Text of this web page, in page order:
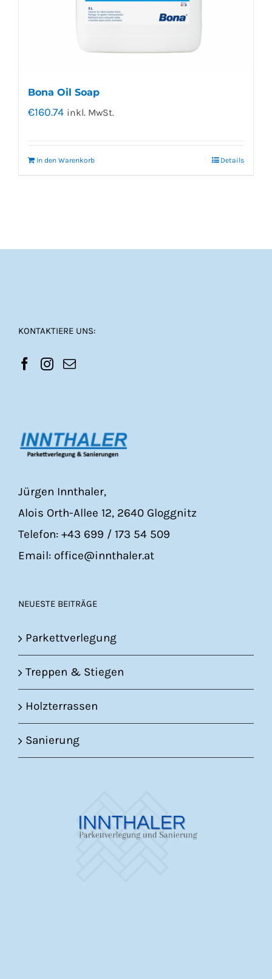
Bona Oil Soap
€160.74 inkl. MwSt.
In den Warenkorb Details
KONTAKTIERE UNS:
Jürgen Innthaler,
Alois Orth-Allee 12, 2640 Gloggnitz
Telefon: +43 699 / 173 54 509
Email: office@innthaler.at
NEUESTE BEITRÄGE
Parkettverlegung
Treppen & Stiegen
Holzterrassen
Sanierung